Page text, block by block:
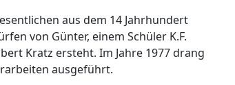
aus dem 14 Jahrhundert
von Günter, einem Schüler K.F.
Kratz ersteht. Im Jahre 1977 drang
ausgeführt.